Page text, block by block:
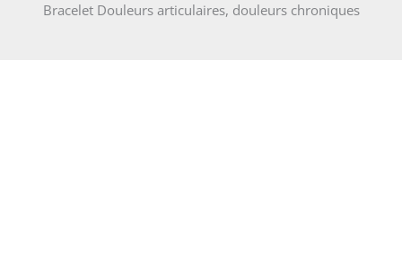
Bracelet Douleurs articulaires, douleurs chroniques